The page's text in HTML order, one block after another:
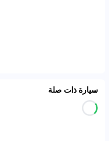
سيارة ذات صلة